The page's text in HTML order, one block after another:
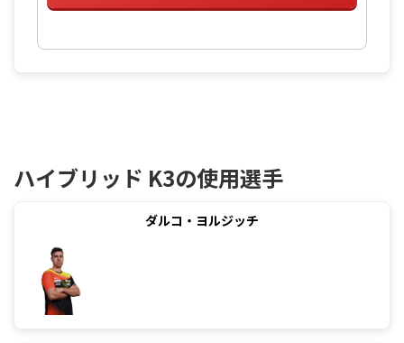
ハイブリッド K3の使用選手
ダルコ・ヨルジッチ